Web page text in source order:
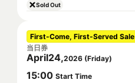
Sold Out
First-Come, First-Served Sale
当日券
April24,2026 (Friday)
15:00 Start Time